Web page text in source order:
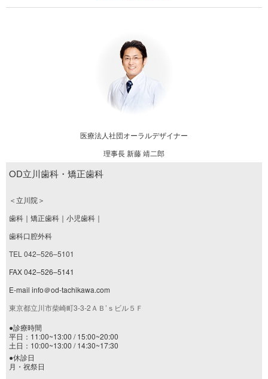
医療法人社団オーラルデザイナー
理事長 新藤 靖二郎
OD立川歯科・矯正歯科
＜立川院＞
歯科｜矯正歯科｜小児歯科｜
歯科口腔外科
TEL 042–526–5101
FAX 042–526–5141
E-mail info＠od-tachikawa.com
東京都立川市柴崎町3-3-2ＡＢ’ｓビル５Ｆ
●診療時間
平日：11:00~13:00 / 15:00~20:00
土日：10:00~13:00 / 14:30~17:30
●休診日
月・祝祭日